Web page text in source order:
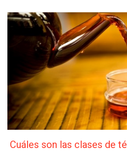
Cuáles son las clases de té